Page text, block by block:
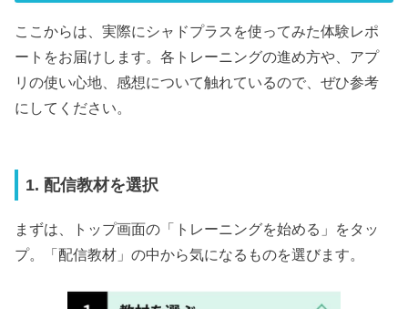
ここからは、実際にシャドプラスを使ってみた体験レポ
ートをお届けします。各トレーニングの進め方や、アプ
リの使い心地、感想について触れているので、ぜひ参考
にしてください。
1. 配信教材を選択
まずは、トップ画面の「トレーニングを始める」をタッ
プ。「配信教材」の中から気になるものを選びます。